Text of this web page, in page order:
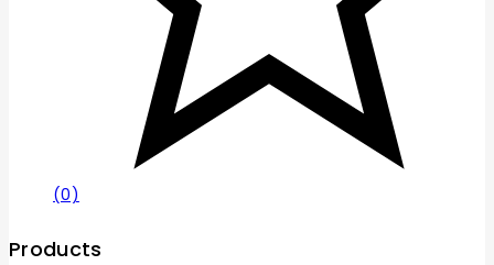
(0)
Products